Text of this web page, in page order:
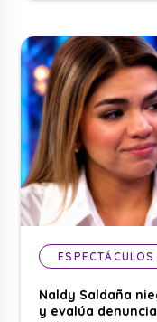
ESPECTÁCULOS
Naldy Saldaña
y evalúa